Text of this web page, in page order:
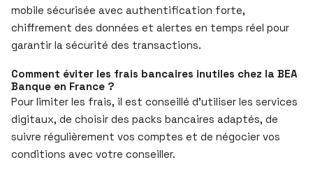
mobile sécurisée avec authentification forte,
chiffrement des données et alertes en temps réel pour
garantir la sécurité des transactions.
Comment éviter les frais bancaires inutiles chez la BEA
Banque en France ?
Pour limiter les frais, il est conseillé d’utiliser les services
digitaux, de choisir des packs bancaires adaptés, de
suivre régulièrement vos comptes et de négocier vos
conditions avec votre conseiller.